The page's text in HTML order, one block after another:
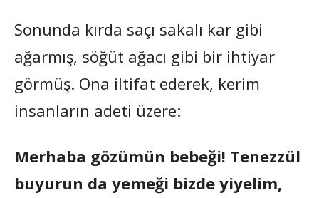
Sonunda kırda saçı sakalı kar gibi
ağarmış, söğüt ağacı gibi bir ihtiyar
görmüş. Ona iltifat ederek, kerim
insanların adeti üzere:
Merhaba gözümün bebeği! Tenezzül
buyurun da yemeği bizde yiyelim,